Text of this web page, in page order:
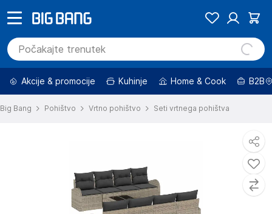
Akcije & promocije Kuhinje Home & Cook B2B
Big Bang Pohištvo Vrtno pohištvo Seti vrtnega pohištva